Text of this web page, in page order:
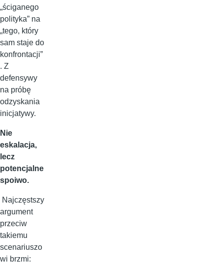
„ściganego
polityka” na
„tego, który
sam staje do
konfrontacji”
. Z
defensywy
na próbę
odzyskania
inicjatywy.
Nie
eskalacja,
lecz
potencjalne
spoiwo.
Najczęstszy
argument
przeciw
takiemu
scenariuszo
wi brzmi: